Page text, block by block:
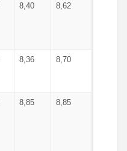
8,40 8,62
8,36 8,70
8,85 8,85